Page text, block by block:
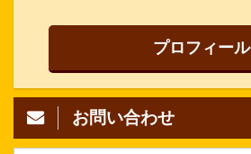
プロフィール
お問い合わせ